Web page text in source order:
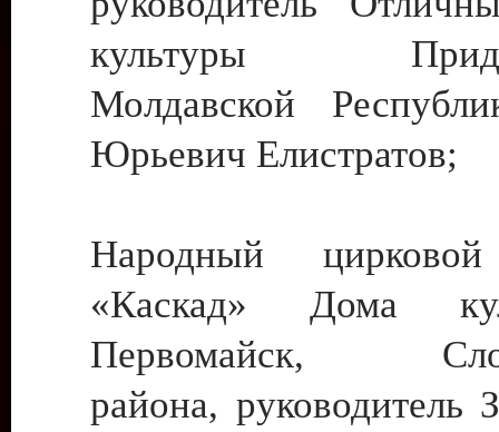
культуры
Молдавской
Юрьевич Елистратов;
Народный цирковой
«Каскад» Дома
Первомайск,
района, руководитель